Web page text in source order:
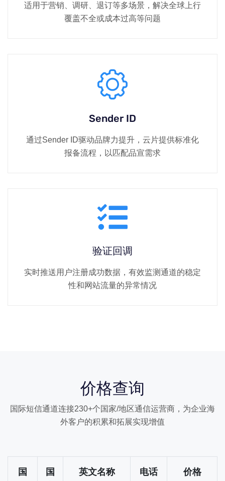
适用于营销、调研、退订等多场景，解决全球上行
覆盖不全或成本过高等问题
Sender ID
通过Sender ID驱动品牌力提升，云片提供标准化
报备流程，以匹配品宣需求
验证回调
实时推送用户注册成功数据，有效监测通道的稳定
性和网站流量的异常情况
价格查询
国际短信通道连接230+个国家/地区通信运营商，为企业海
外客户的积累和拓展实现增值
国
国
英文名称
电话
价格